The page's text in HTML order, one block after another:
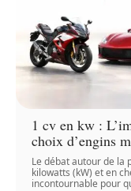
1 cv en kw :
choix d’engins
Le débat autour de la
kilowatts (kW) et en
incontournable pour